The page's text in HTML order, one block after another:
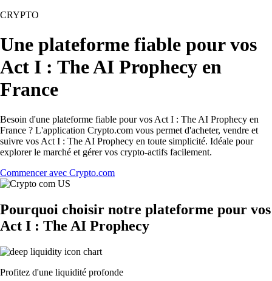
CRYPTO
Une plateforme fiable pour vos
Act I : The AI Prophecy en
France
Besoin d'une plateforme fiable pour vos Act I : The AI Prophecy en
France ? L'application Crypto.com vous permet d'acheter, vendre et
suivre vos Act I : The AI Prophecy en toute simplicité. Idéale pour
explorer le marché et gérer vos crypto-actifs facilement.
Commencer avec Crypto.com
Pourquoi choisir notre plateforme pour vos
Act I : The AI Prophecy
Profitez d'une liquidité profonde